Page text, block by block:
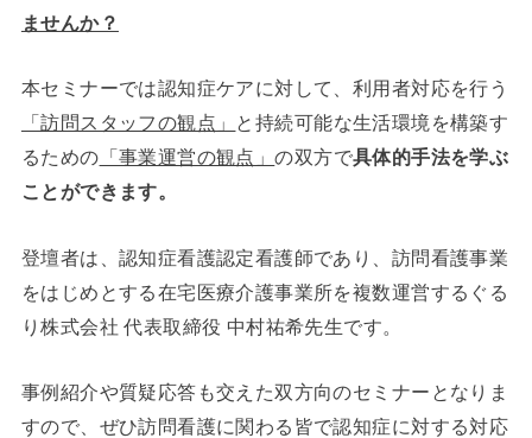
ませんか？
本セミナーでは認知症ケアに対して、利用者対応を行う
「訪問スタッフの観点」 と持続可能な生活環境を構築す
るための 「事業運営の観点」の双方で具体的手法を学ぶ
ことができます。
登壇者は、認知症看護認定看護師であり、訪問看護事業
をはじめとする在宅医療介護事業所を複数運営するぐる
り株式会社 代表取締役 中村祐希先生です。
事例紹介や質疑応答も交えた双方向のセミナーとなりま
すので、ぜひ訪問看護に関わる皆で認知症に対する対応